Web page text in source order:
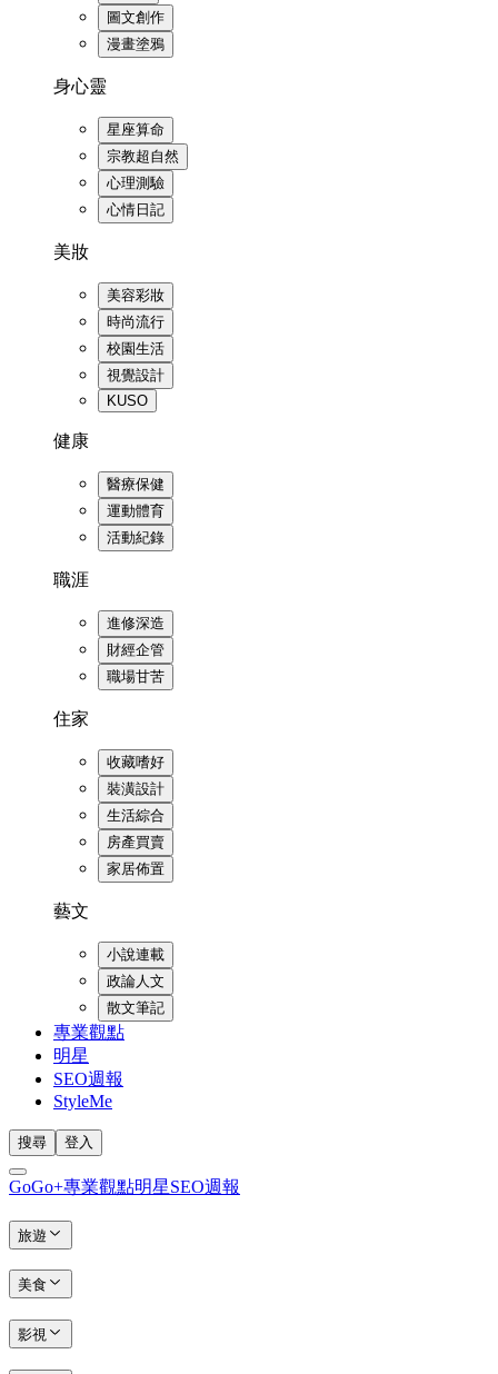
圖文創作
漫畫塗鴉
身心靈
星座算命
宗教超自然
心理測驗
心情日記
美妝
美容彩妝
時尚流行
校園生活
視覺設計
KUSO
健康
醫療保健
運動體育
活動紀錄
職涯
進修深造
財經企管
職場甘苦
住家
收藏嗜好
裝潢設計
生活綜合
房產買賣
家居佈置
藝文
小說連載
政論人文
散文筆記
專業觀點
明星
SEO週報
StyleMe
搜尋 登入
GoGo+專業觀點明星SEO週報
旅遊
美食
影視